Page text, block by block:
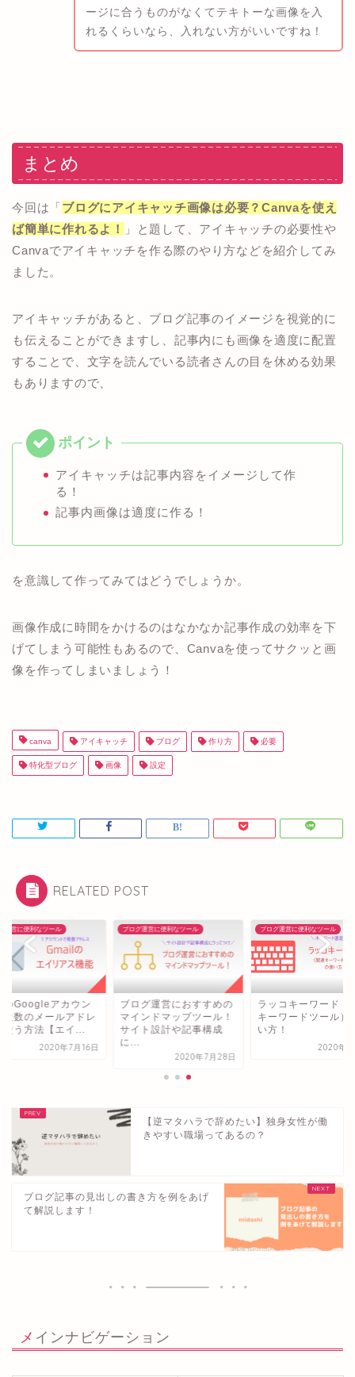
ージに合うものがなくてテキトーな画像を入
れるくらいなら、入れない方がいいですね！
まとめ
今回は「ブログにアイキャッチ画像は必要？Canvaを使え
ば簡単に作れるよ！
」と題して、アイキャッチの必要性や
Canvaでアイキャッチを作る際のやり方などを紹介してみ
ました。
アイキャッチがあると、ブログ記事のイメージを視覚的に
も伝えることができますし、記事内にも画像を適度に配置
することで、文字を読んでいる読者さんの目を休める効果
もありますので、
アイキャッチは記事内容をイメージして作
る！
記事内画像は適度に作る！
を意識して作ってみてはどうでしょうか。
画像作成に時間をかけるのはなかなか記事作成の効率を下
げてしまう可能性もあるので、Canvaを使ってサクッと画
像を作ってしまいましょう！
canva アイキャッチ ブログ 作り方 必要
特化型ブログ 画像 設定
RELATED POST
運営に便利なツール
のGoogleアカウン
複数のメールアドレ
使う方法【エイ...
2020年7月16日
ブログ運営に便利なツール
ブログ運営におすすめの
マインドマップツール！
サイト設計や記事構成
に...
2020年7月28日
ブログ運営に便利なツール
ラッコキーワード（
キーワードツール）
い方！
2020年8
【逆マタハラで辞めたい】独身女性が働
きやすい職場ってあるの？
ブログ記事の見出しの書き方を例をあげ
て解説します！
メインナビゲーション